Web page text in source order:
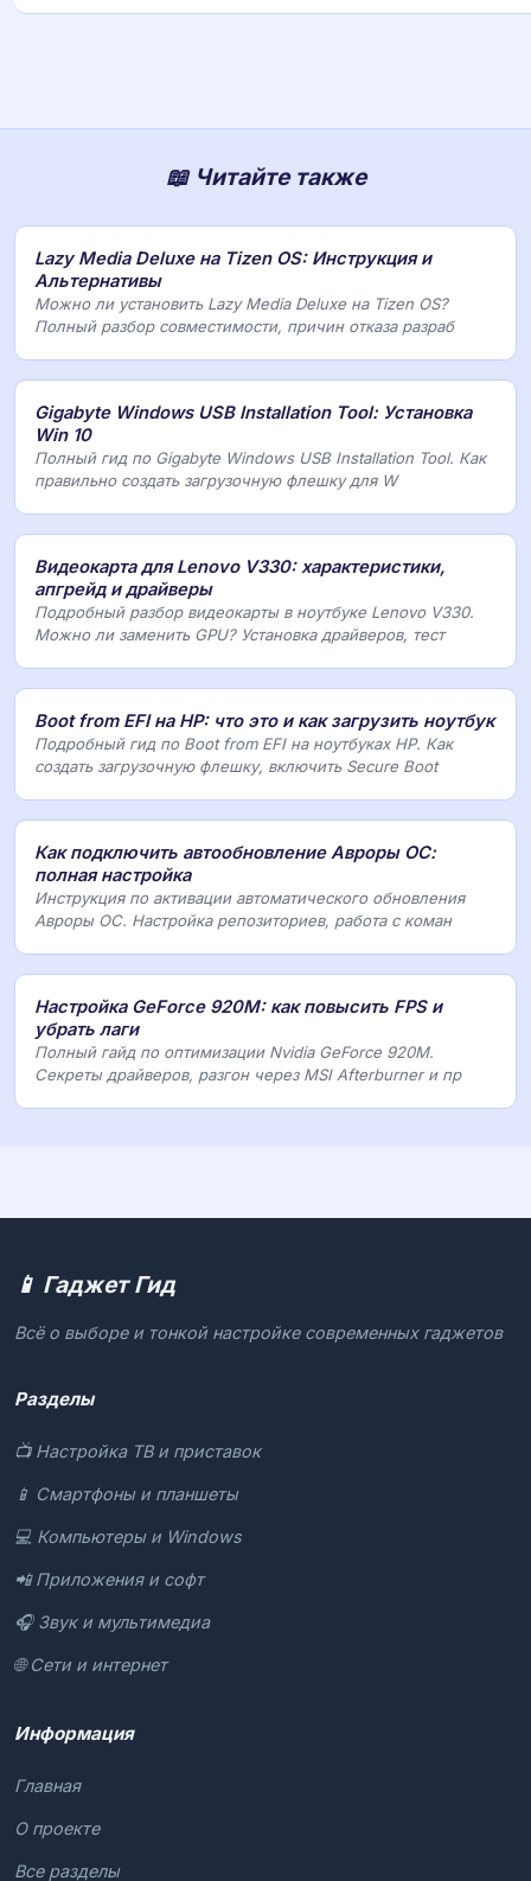
📖 Читайте также
Lazy Media Deluxe на Tizen OS: Инструкция и
Альтернативы
Можно ли установить Lazy Media Deluxe на Tizen OS?
Полный разбор совместимости, причин отказа разраб
Gigabyte Windows USB Installation Tool: Установка
Win 10
Полный гид по Gigabyte Windows USB Installation Tool. Как
правильно создать загрузочную флешку для W
Видеокарта для Lenovo V330: характеристики,
апгрейд и драйверы
Подробный разбор видеокарты в ноутбуке Lenovo V330.
Можно ли заменить GPU? Установка драйверов, тест
Boot from EFI на HP: что это и как загрузить ноутбук
Подробный гид по Boot from EFI на ноутбуках HP. Как
создать загрузочную флешку, включить Secure Boot
Как подключить автообновление Авроры ОС:
полная настройка
Инструкция по активации автоматического обновления
Авроры ОС. Настройка репозиториев, работа с коман
Настройка GeForce 920M: как повысить FPS и
убрать лаги
Полный гайд по оптимизации Nvidia GeForce 920M.
Секреты драйверов, разгон через MSI Afterburner и пр
📱 Гаджет Гид
Всё о выборе и тонкой настройке современных гаджетов
Разделы
📺 Настройка ТВ и приставок
📱 Смартфоны и планшеты
💻 Компьютеры и Windows
📲 Приложения и софт
🎧 Звук и мультимедиа
🌐 Сети и интернет
Информация
Главная
О проекте
Все разделы